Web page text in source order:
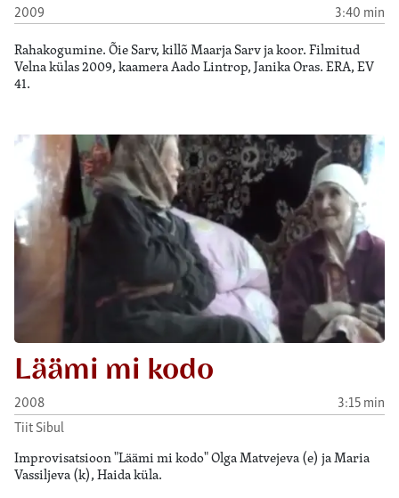
2009 3:40 min
Rahakogumine. Õie Sarv, killõ Maarja Sarv ja koor. Filmitud
Velna külas 2009, kaamera Aado Lintrop, Janika Oras. ERA, EV
41.
Läämi mi kodo
2008
3:15 min
Tiit Sibul
Improvisatsioon "Läämi mi kodo" Olga Matvejeva (e) ja Maria
Vassiljeva (k), Haida küla.